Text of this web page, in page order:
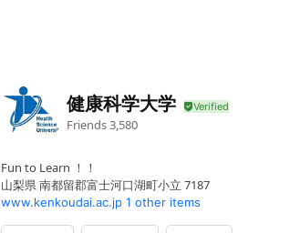
健康科学大学
Friends3,580
Fun to Learn ！！
山梨県 南都留郡富士河口湖町小立 7187
www.kenkoudai.ac.jp 1 other items